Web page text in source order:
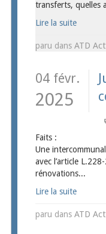
transferts, quelles
Lire la suite
paru dans ATD
04 févr.
2025
Faits :
Une
avec l’article
rénovations...
Lire la suite
paru dans ATD